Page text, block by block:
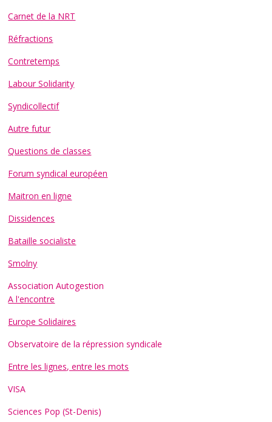
Carnet de la NRT
Réfractions
Contretemps
Labour Solidarity
Syndicollectif
Autre futur
Questions de classes
Forum syndical européen
Maitron en ligne
Dissidences
Bataille socialiste
Smolny
Association Autogestion
A l'encontre
Europe Solidaires
Observatoire de la répression syndicale
Entre les lignes, entre les mots
VISA
Sciences Pop (St-Denis)